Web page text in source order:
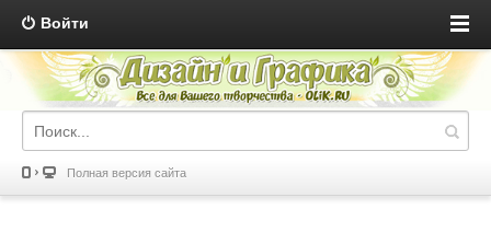
Войти
Полная версия сайта